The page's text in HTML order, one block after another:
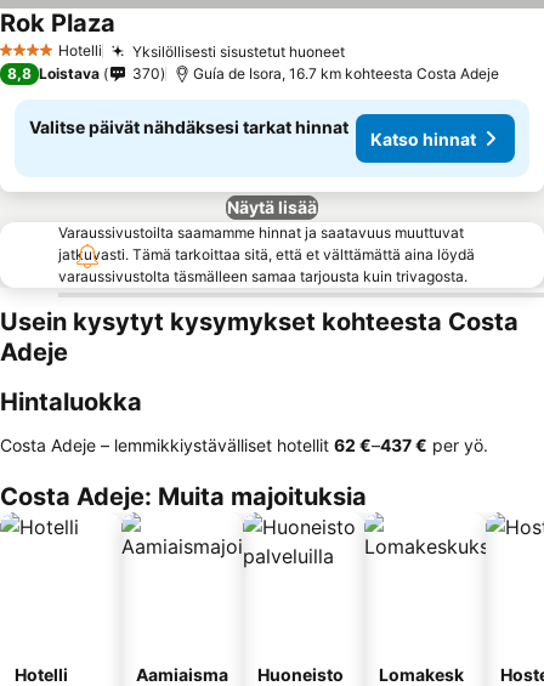
4 Tähtiluokitus
Hotelli Yksilöllisesti sisustetut huoneet
Rok Plaza
8,8 Loistava 370 Guía de Isora, 16.7 km kohteesta Costa Adeje
Valitse päivät nähdäksesi tarkat hinnat
Katso hinnat
Näytä lisää
Varaussivustoilta saamamme hinnat ja saatavuus muuttuvat
jatkuvasti. Tämä tarkoittaa sitä, että et välttämättä aina löydä
varaussivustolta täsmälleen samaa tarjousta kuin trivagosta.
Usein kysytyt kysymykset kohteesta Costa
Adeje
Hintaluokka
Costa Adeje – lemmikkiystävälliset hotellit ‎62 €–‎437 € per yö.
Costa Adeje: Muita majoituksia
Hotelli
Aamiaisma
Huoneisto
Lomakesk